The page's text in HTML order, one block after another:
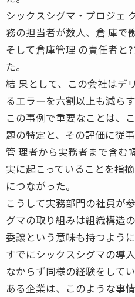
シックスシグマ・プロジェ
務の担当者が数人、倉 庫で
そして倉庫管理 の責任者と
た。
結 果として、この会社はデ
るエラーを六割以上も減ら
この事例で重要なことは、
題の特定と、その評価に従事
管 理者から実務者まで含む
実に起こっていることを指
につながった。
こうして実務部門の社員が
グマの取り組みは組織構造
委譲という意味も持つように
すでにシックスシグマの導
なからず同様の経験をしてい
ある企業は、このような事